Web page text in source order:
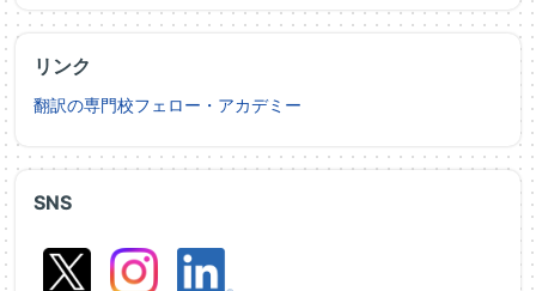
SNS
リンク
翻訳の専門校フェロー・アカデミー